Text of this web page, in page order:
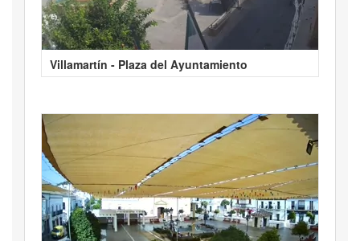
Villamartín - Plaza del Ayuntamiento